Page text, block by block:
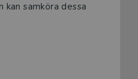
samköra dessa